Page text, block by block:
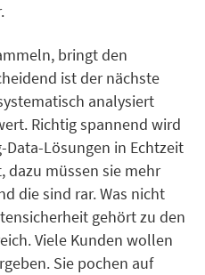
bringt den
ist der nächste
analysiert
Richtig spannend wird
Lösungen in Echtzeit
dazu müssen sie mehr
die sind rar. Was nicht
gehört zu den
Viele Kunden wollen
Sie pochen auf